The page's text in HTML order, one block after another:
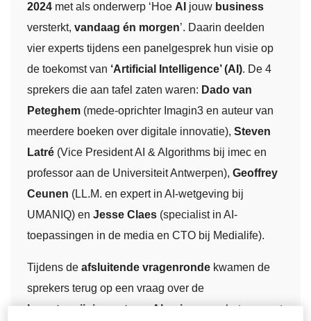
2024 met als onderwerp ‘Hoe AI jouw business
versterkt, vandaag én morgen’. Daarin deelden
vier experts tijdens een panelgesprek hun visie op
de toekomst van ‘Artificial Intelligence’ (AI). De 4
sprekers die aan tafel zaten waren: Dado van
Peteghem (mede-oprichter Imagin3 en auteur van
meerdere boeken over digitale innovatie), Steven
Latré (Vice President AI & Algorithms bij imec en
professor aan de Universiteit Antwerpen), Geoffrey
Ceunen (LL.M. en expert in AI-wetgeving bij
UMANIQ) en Jesse Claes (specialist in AI-
toepassingen in de media en CTO bij Medialife).
Tijdens de afsluitende vragenronde kwamen de
sprekers terug op een vraag over de
langetermijnimpact van AI, privacyen het concept